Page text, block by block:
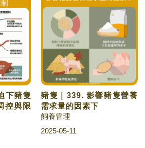
下豬隻
控與限
豬隻｜339. 影響豬隻營養
需求量的因素下
飼養管理
2025-05-11